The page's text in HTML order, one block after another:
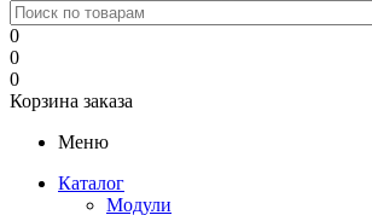
0
0
0
Корзина заказа
Меню
Каталог
Модули